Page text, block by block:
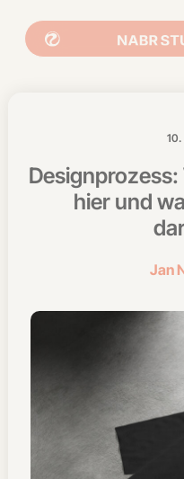
hier und
Jan